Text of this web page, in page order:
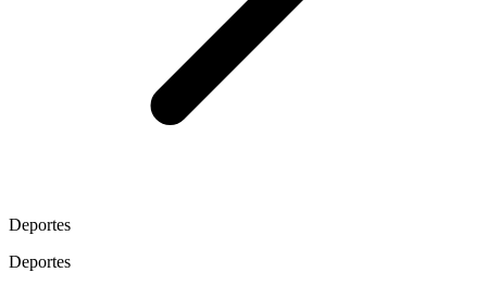
Deportes
Deportes